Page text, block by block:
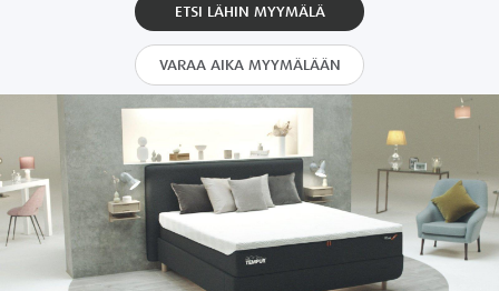
ETSI LÄHIN MYYMÄLÄ
VARAA AIKA MYYMÄLÄÄN